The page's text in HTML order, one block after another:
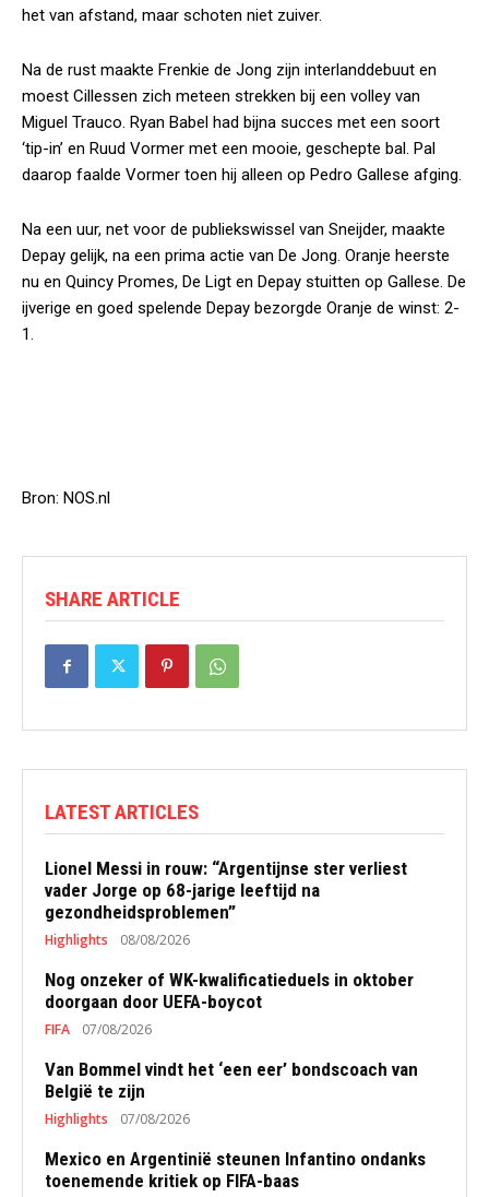
het van afstand, maar schoten niet zuiver.
Na de rust maakte Frenkie de Jong zijn interlanddebuut en
moest Cillessen zich meteen strekken bij een volley van
Miguel Trauco. Ryan Babel had bijna succes met een soort
‘tip-in’ en Ruud Vormer met een mooie, geschepte bal. Pal
daarop faalde Vormer toen hij alleen op Pedro Gallese afging.
Na een uur, net voor de publiekswissel van Sneijder, maakte
Depay gelijk, na een prima actie van De Jong. Oranje heerste
nu en Quincy Promes, De Ligt en Depay stuitten op Gallese. De
ijverige en goed spelende Depay bezorgde Oranje de winst: 2-
1.
Bron: NOS.nl
SHARE ARTICLE
LATEST ARTICLES
Lionel Messi in rouw: “Argentijnse ster verliest
vader Jorge op 68-jarige leeftijd na
gezondheidsproblemen”
Highlights 08/08/2026
Nog onzeker of WK-kwalificatieduels in oktober
doorgaan door UEFA-boycot
FIFA 07/08/2026
Van Bommel vindt het ‘een eer’ bondscoach van
België te zijn
Highlights 07/08/2026
Mexico en Argentinië steunen Infantino ondanks
toenemende kritiek op FIFA-baas